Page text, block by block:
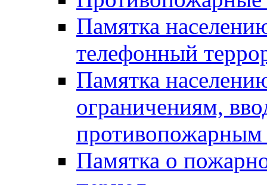
Памятка
телефонный
Памятка
ограничениям,
Памятка о